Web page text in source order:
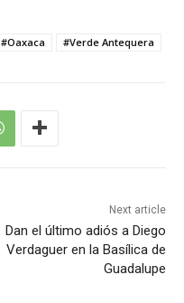
#Oaxaca #Verde Antequera
Next article
Dan el último adiós a Diego
Verdaguer en la Basílica de
Guadalupe